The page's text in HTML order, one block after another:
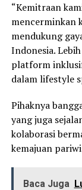
“Kemitraan
mencerminkan
mendukung
Indonesia.
platform
dalam lifestyle
Pihaknya
yang juga
kolaborasi
kemajuan
Baca Juga